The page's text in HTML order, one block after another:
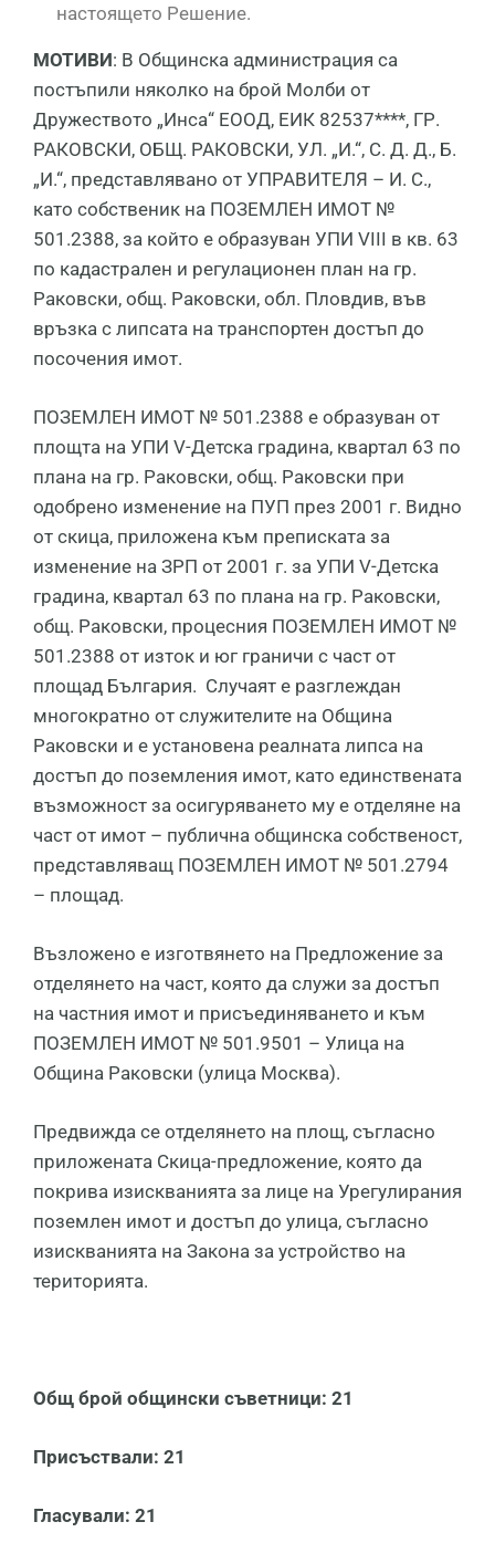
настоящето Решение.
МОТИВИ: В Общинска администрация са
постъпили няколко на брой Молби от
Дружеството „Инса“ ЕООД, ЕИК 82537****, ГР.
РАКОВСКИ, ОБЩ. РАКОВСКИ, УЛ. „И.“, С. Д. Д., Б.
„И.“, представлявано от УПРАВИТЕЛЯ – И. С.,
като собственик на ПОЗЕМЛЕН ИМОТ №
501.2388, за който е образуван УПИ VIII в кв. 63
по кадастрален и регулационен план на гр.
Раковски, общ. Раковски, обл. Пловдив, във
връзка с липсата на транспортен достъп до
посочения имот.
ПОЗЕМЛЕН ИМОТ № 501.2388 е образуван от
площта на УПИ V-Детска градина, квартал 63 по
плана на гр. Раковски, общ. Раковски при
одобрено изменение на ПУП през 2001 г. Видно
от скица, приложена към преписката за
изменение на ЗРП от 2001 г. за УПИ V-Детска
градина, квартал 63 по плана на гр. Раковски,
общ. Раковски, процесния ПОЗЕМЛЕН ИМОТ №
501.2388 от изток и юг граничи с част от
площад България. Случаят е разглеждан
многократно от служителите на Община
Раковски и е установена реалната липса на
достъп до поземления имот, като единствената
възможност за осигуряването му е отделяне на
част от имот – публична общинска собственост,
представляващ ПОЗЕМЛЕН ИМОТ № 501.2794
– площад.
Възложено е изготвянето на Предложение за
отделянето на част, която да служи за достъп
на частния имот и присъединяването и към
ПОЗЕМЛЕН ИМОТ № 501.9501 – Улица на
Община Раковски (улица Москва).
Предвижда се отделянето на площ, съгласно
приложената Скица-предложение, която да
покрива изискванията за лице на Урегулирания
поземлен имот и достъп до улица, съгласно
изискванията на Закона за устройство на
територията.
Общ брой общински съветници: 21
Присъствали: 21
Гласували: 21